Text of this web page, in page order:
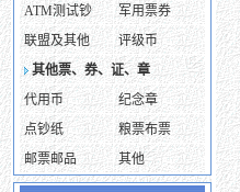
ATM测试钞
军用票券
联盟及其他
评级币
其他票、券、证、章
代用币
纪念章
点钞纸
粮票布票
邮票邮品
其他